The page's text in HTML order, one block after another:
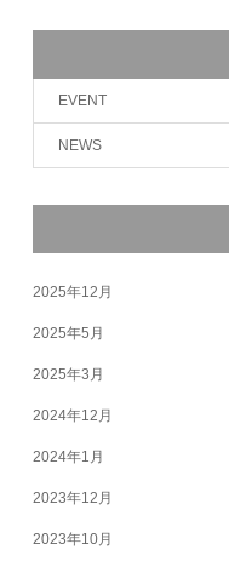
EVENT
NEWS
2025年12月
2025年5月
2025年3月
2024年12月
2024年1月
2023年12月
2023年10月